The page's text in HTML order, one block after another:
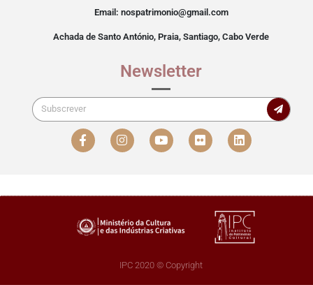
Email: nospatrimonio@gmail.com
Achada de Santo António, Praia, Santiago, Cabo Verde
Newsletter
IPC 2020 © Copyright